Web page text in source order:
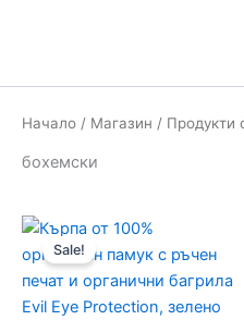
Начало / Магазин / Продукти
бохемски
Sale!
was:
29,00 €
/
56.72
е:
24,95 €
/
48.80